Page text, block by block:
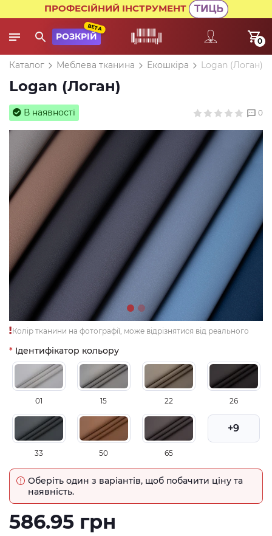
ПРОФЕСІЙНИЙ ІНСТРУМЕНТ
РОЗКРІЙ
BETA
0
Каталог Меблева тканина Екошкіра Logan (Логан)
Logan (Логан)
В наявності 0
Колір тканини на фотографії, може відрізнятися від реального
Ідентифікатор кольору
01 15 22 26
33 50 65
+9
Оберіть один з варіантів, щоб побачити ціну та
наявність.
586.95 грн